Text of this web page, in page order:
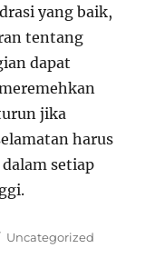
yang baik,
tentang
dapat
jika
harus
setiap
Categories
Uncategorized